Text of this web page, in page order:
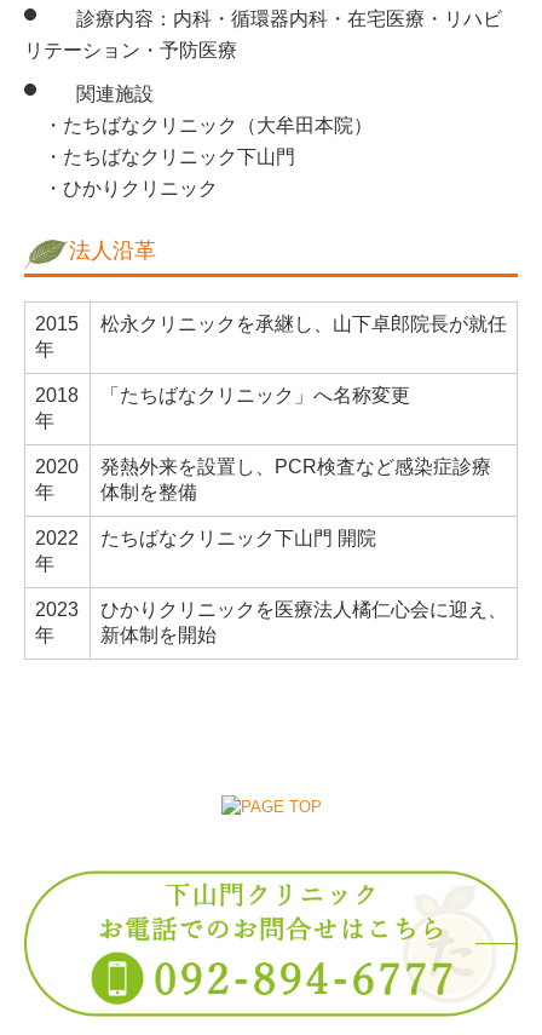
診療内容：内科・循環器内科・在宅医療・リハビ
リテーション・予防医療
関連施設
・たちばなクリニック（大牟田本院）
・たちばなクリニック下山門
・ひかりクリニック
法人沿革
2015
年
松永クリニックを承継し、山下卓郎院長が就任
2018
年
「たちばなクリニック」へ名称変更
2020
年
発熱外来を設置し、PCR検査など感染症診療
体制を整備
2022
年
たちばなクリニック下山門 開院
2023
年
ひかりクリニックを医療法人橘仁心会に迎え、
新体制を開始